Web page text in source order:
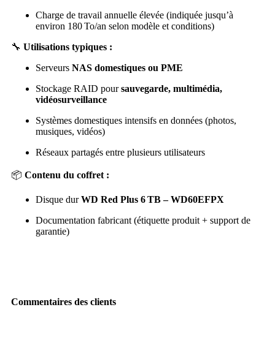
Charge de travail annuelle élevée (indiquée jusqu’à
environ 180 To/an selon modèle et conditions)
🔧 Utilisations typiques :
Serveurs NAS domestiques ou PME
Stockage RAID poursauvegarde, multimédia,
vidéosurveillance
Systèmes domestiques intensifs en données (photos,
musiques, vidéos)
Réseaux partagés entre plusieurs utilisateurs
📦 Contenu du coffret :
Disque durWD Red Plus 6 TB – WD60EFPX
Documentation fabricant (étiquette produit + support de
garantie)
Commentaires des clients